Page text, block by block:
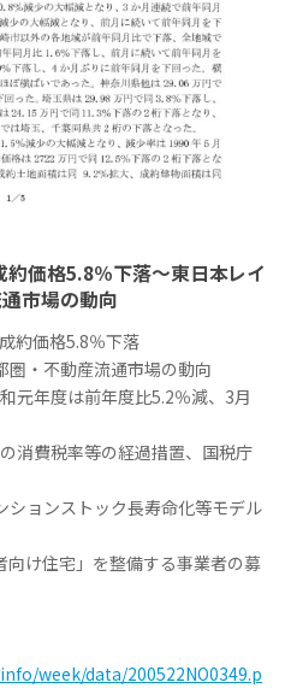
約価格5.8％下落～東日本レイ
通市場の動向
約価格5.8％下落
・不動産流通市場の動向
元年度は前年度比5.2％減、3月
消費税率等の経過措置、国税庁
ョンストック長寿命化等モデル
け住宅」を整備する事業者の募
week/data/200522NO0349.p